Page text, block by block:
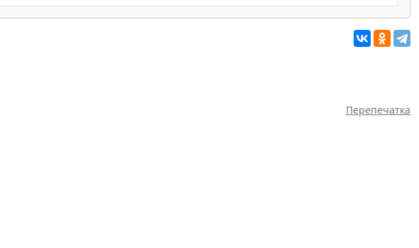
Перепечатка